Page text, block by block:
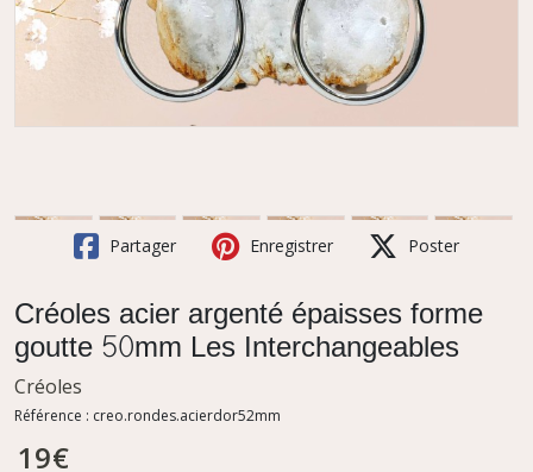
Partager Enregistrer Poster
Créoles acier argenté épaisses forme
goutte 50mm Les Interchangeables
Créoles
Référence : creo.rondes.acierdor52mm
19€